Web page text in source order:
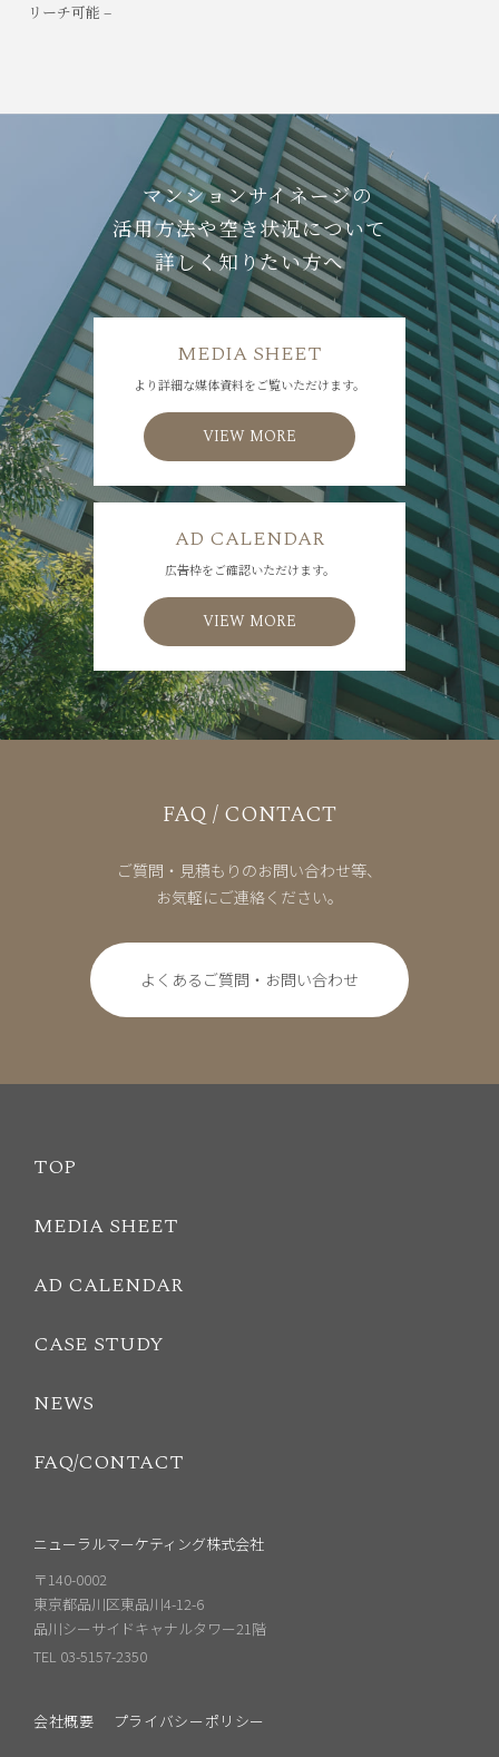
リーチ可能 –
マンションサイネージの
活用方法や空き状況について
詳しく知りたい方へ
MEDIA SHEET
より詳細な媒体資料をご覧いただけます。
VIEW MORE
AD CALENDAR
広告枠をご確認いただけます。
VIEW MORE
FAQ / CONTACT
ご質問・見積もりのお問い合わせ等、
お気軽にご連絡ください。
よくあるご質問・お問い合わせ
TOP
MEDIA SHEET
AD CALENDAR
CASE STUDY
NEWS
FAQ/CONTACT
ニューラルマーケティング株式会社
〒140-0002
東京都品川区東品川4-12-6
品川シーサイドキャナルタワー21階
TEL 03-5157-2350
会社概要 プライバシーポリシー